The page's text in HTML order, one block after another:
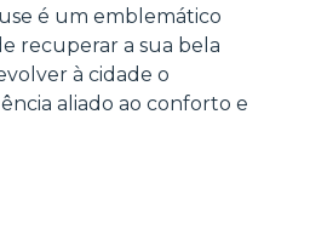
é um emblemático
recuperar a sua bela
à cidade o
aliado ao conforto e